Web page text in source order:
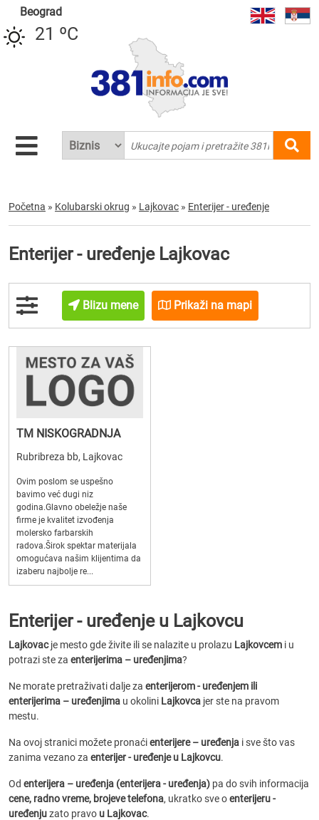
Beograd
21 ºC
Početna » Kolubarski okrug » Lajkovac » Enterijer - uređenje
Enterijer - uređenje Lajkovac
Blizu mene Prikaži na mapi
TM NISKOGRADNJA
Rubribreza bb, Lajkovac
Ovim poslom se uspešno
bavimo već dugi niz
godina.Glavno obeležje naše
firme je kvalitet izvođenja
molersko farbarskih
radova.Širok spektar materijala
omogućava našim klijentima da
izaberu najbolje re...
Enterijer - uređenje u Lajkovcu
Lajkovacje mesto gde živite ili se nalazite u prolazu Lajkovcem i u
potrazi ste za enterijerima – uređenjima?
Ne morate pretraživati dalje za enterijerom - uređenjem ili
enterijerima – uređenjima u okolini Lajkovca jer ste na pravom
mestu.
Na ovoj stranici možete pronaćienterijere – uređenja i sve što vas
zanima vezano za enterijer - uređenje u Lajkovcu.
Od enterijera – uređenja (enterijera - uređenja) pa do svih informacija
cene, radno vreme, brojeve telefona, ukratko sve oenterijeru -
uređenjuzato pravo u Lajkovac.